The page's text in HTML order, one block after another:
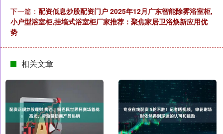
下一篇： 配资低息炒股配资门户 2025年12月广东智能除雾浴室柜,
小户型浴室柜,挂墙式浴室柜厂家推荐：聚焦家居卫浴焕新应用优
势
相关文章